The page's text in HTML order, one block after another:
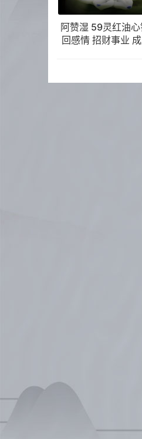
阿赞湿 59灵红油
回感情 招财事业